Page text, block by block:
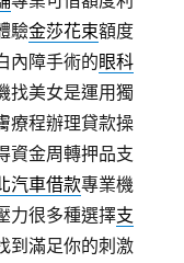
驗金莎花束額度
內障手術的眼科
找美女是運用獨
療程辦理貸款操
資金周轉押品支
汽車借款專業機
力很多種選擇支
到滿足你的刺激